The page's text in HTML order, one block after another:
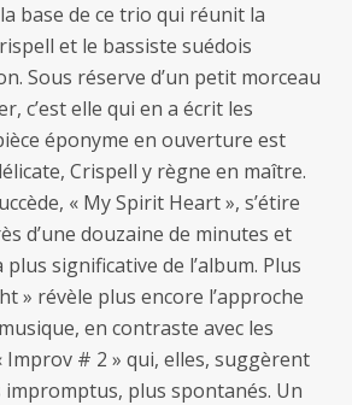
base de ce trio qui réunit la
et le bassiste suédois
Sous réserve d’un petit morceau
c’est elle qui en a écrit les
éponyme en ouverture est
Crispell y règne en maître.
« My Spirit Heart », s’étire
d’une douzaine de minutes et
significative de l’album. Plus
» révèle plus encore l’approche
en contraste avec les
Improv # 2 » qui, elles, suggèrent
plus spontanés. Un